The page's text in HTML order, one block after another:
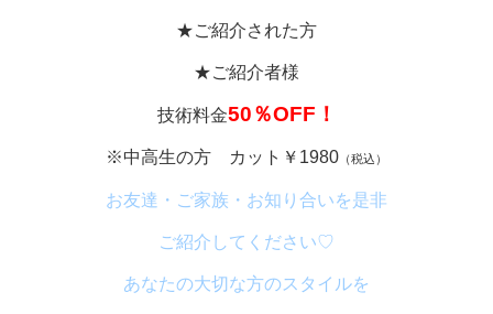
★ご紹介された方
★ご紹介者様
技術料金50％OFF！
※中高生の方 カット￥1980 （税込）
お友達・ご家族・お知り合いを是非
ご紹介してください♡
あなたの大切な方のスタイルを